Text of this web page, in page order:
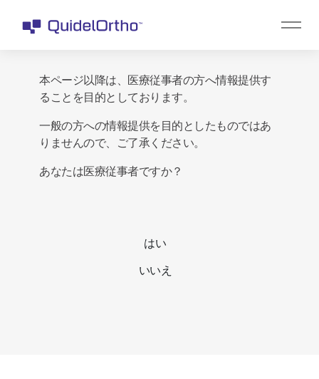
本ページ以降は、医療従事者の方へ情報提供す
ることを目的としております。
一般の方への情報提供を目的としたものではあ
りませんので、ご了承ください。
あなたは医療従事者ですか？
はい
いいえ